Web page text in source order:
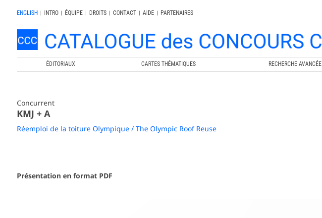
ENGLISH | INTRO | ÉQUIPE | DROITS | CONTACT | AIDE |
PARTENAIRES
ÉDITORIAUX CARTES THÉMATIQUES RECHERCHE AVANCÉE
Concurrent
KMJ + A
Réemploi de la toiture Olympique / The Olympic Roof Reuse
Présentation en format PDF